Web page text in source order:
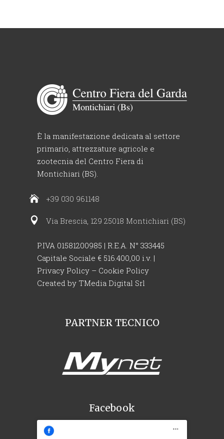
È la manifestazione dedicata al settore
primario, attrezzature agricole e
zootecnia del Centro Fiera di
Montichiari (BS).
+39 030 961148
Via Brescia, 129 25018 Montichiari (BS)
P.IVA 01581200985 | R.E.A. N° 333445
Capitale Sociale € 516.400,00 i.v. |
Privacy Policy – Cookie Policy
Created by TMedia Digital Srl
PARTNER TECNICO
Facebook